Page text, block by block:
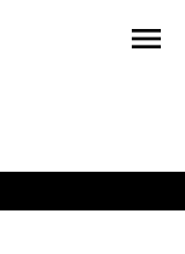
menu